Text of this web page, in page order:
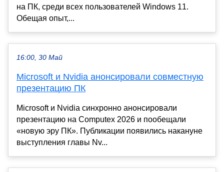
на ПК, среди всех пользователей Windows 11.
Обещая опыт,...
16:00, 30 Май
Microsoft и Nvidia анонсировали совместную
презентацию ПК
Microsoft и Nvidia синхронно анонсировали
презентацию на Computex 2026 и пообещали
«новую эру ПК». Публикации появились накануне
выступления главы Nv...